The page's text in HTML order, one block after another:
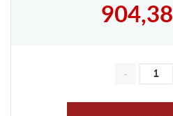
904,38